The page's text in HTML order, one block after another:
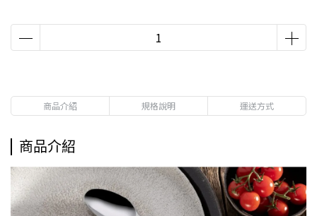
商品介紹 規格說明 運送方式
商品介紹